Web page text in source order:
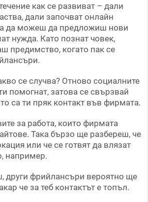
как се развиват – дали
дали започват онлайн
да можеш да предложиш нови
нужда. Като познат човек,
предимство, когато пак се
се случва? Отново социалните
помогнат, затова се свързвай
са ти пряк контакт във фирмата.
за работа, които фирмата
Така бързо ще разбереш, че
или че се готвят да влязат
например.
други фрийлансъри вероятно ще
че за теб контактът е топъл.